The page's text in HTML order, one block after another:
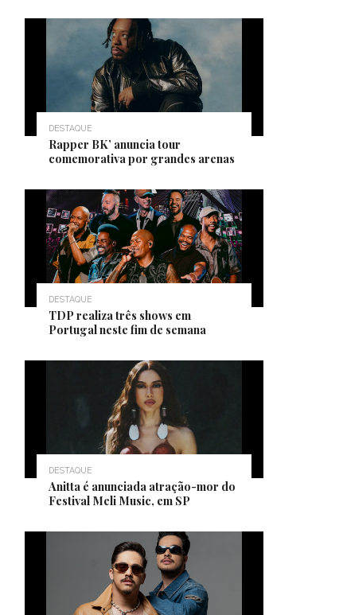
DESTAQUE
Rapper BK’ anuncia tour
comemorativa por grandes arenas
DESTAQUE
TDP realiza três shows em
Portugal neste fim de semana
DESTAQUE
Anitta é anunciada atração-mor do
Festival Meli Music, em SP